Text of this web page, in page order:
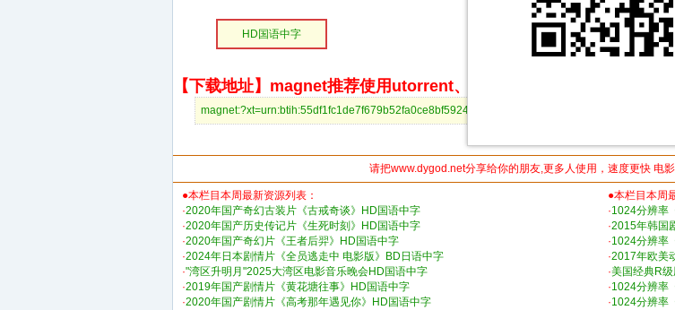
HD国语中字
【下载地址】magnet推荐使用utorrent、BitComet等bt客户端下载
magnet:?xt=urn:btih:55df1fc1de7f679b52fa0ce8bf59240908fca478&dn=[电影天堂
请把www.dygod.net分享给你的朋友,更多人使用，速度更快 电
●本栏目本周最新资源列表：
·2020年国产奇幻古装片《古戒奇谈》HD国语中字
·2020年国产历史传记片《生死时刻》HD国语中字
·2020年国产奇幻片《王者后羿》HD国语中字
·2024年日本剧情片《全员逃走中 电影版》BD日语中字
·"湾区升明月"2025大湾区电影音乐晚会HD国语中字
·2019年国产剧情片《黄花塘往事》HD国语中字
·2020年国产剧情片《高考那年遇见你》HD国语中字
●本栏目本周
·1024分辨率
·2015年韩国
·1024分辨率
·2017年欧美
·美国经典R
·1024分辨率
·1024分辨率